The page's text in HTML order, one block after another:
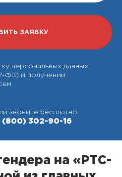
персональных данных
ФЗ) и получении
звоните бесплатно
(800) 302-90-16
на «РТС-